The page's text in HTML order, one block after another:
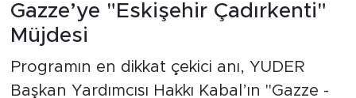
Gazze’ye "Eskişehir Çadırkenti"
Müjdesi
Programın en dikkat çekici anı, YUDER
Başkan Yardımcısı Hakkı Kabal’ın "Gazze -